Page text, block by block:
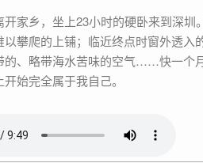
攀爬的上铺；临近终点时窗外透入
的、略带海水苦味的空气……快一个
始完全属于我自己。